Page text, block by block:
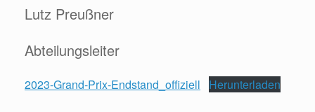
Lutz Preußner
Abteilungsleiter
2023-Grand-Prix-Endstand_offiziell Herunterladen